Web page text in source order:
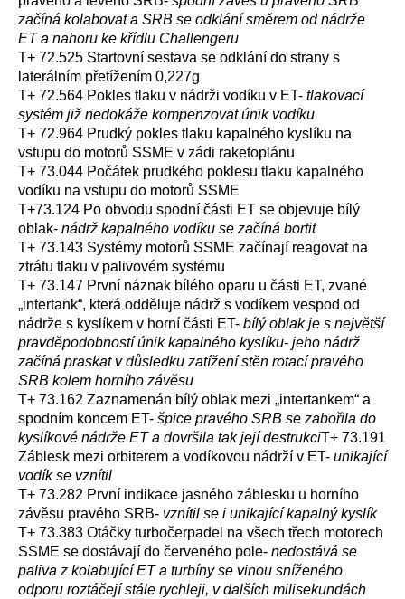
začíná kolabovat a SRB se odklání směrem od nádrže
ET a nahoru ke křídlu Challengeru
T+ 72.525 Startovní sestava se odklání do strany s
laterálním přetížením 0,227g
T+ 72.564 Pokles tlaku v nádrži vodíku v ET- tlakovací
systém již nedokáže kompenzovat únik vodíku
T+ 72.964 Prudký pokles tlaku kapalného kyslíku na
vstupu do motorů SSME v zádi raketoplánu
T+ 73.044 Počátek prudkého poklesu tlaku kapalného
vodíku na vstupu do motorů SSME
T+73.124 Po obvodu spodní části ET se objevuje bílý
oblak- nádrž kapalného vodíku se začíná bortit
T+ 73.143 Systémy motorů SSME začínají reagovat na
ztrátu tlaku v palivovém systému
T+ 73.147 První náznak bílého oparu u části ET, zvané
„intertank“, která odděluje nádrž s vodíkem vespod od
nádrže s kyslíkem v horní části ET- bílý oblak je s největší
pravděpodobností únik kapalného kyslíku- jeho nádrž
začíná praskat v důsledku zatížení stěn rotací pravého
SRB kolem horního závěsu
T+ 73.162 Zaznamenán bílý oblak mezi „intertankem“ a
spodním koncem ET- špice pravého SRB se zabořila do
kyslíkové nádrže ET a dovršila tak její destrukciT+ 73.191
Záblesk mezi orbiterem a vodíkovou nádrží v ET- unikající
vodík se vznítil
T+ 73.282 První indikace jasného záblesku u horního
závěsu pravého SRB- vznítil se i unikající kapalný kyslík
T+ 73.383 Otáčky turbočerpadel na všech třech motorech
SSME se dostávají do červeného pole- nedostává se
paliva z kolabující ET a turbíny se vinou sníženého
odporu roztáčejí stále rychleji, v dalších milisekundách